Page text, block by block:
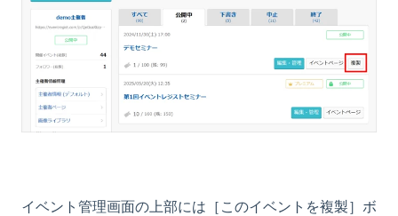
イベント管理画面の上部には［このイベントを複製］ボ